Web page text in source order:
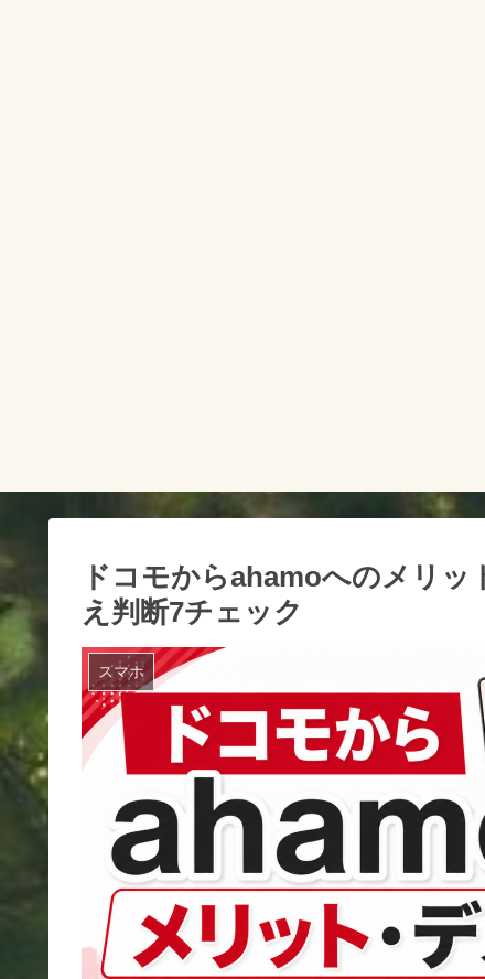
ドコモからahamoへのメリ
え判断7チェック
スマホ